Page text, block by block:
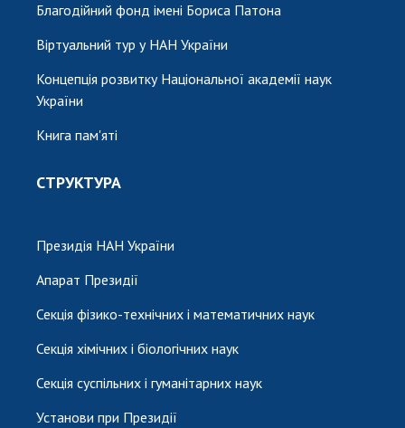
Благодійний фонд імені Бориса Патона
Віртуальний тур у НАН України
Концепція розвитку Національної академії наук
України
Книга пам'яті
СТРУКТУРА
Президія НАН України
Апарат Президії
Секція фізико-технічних і математичних наук
Секція хімічних і біологічних наук
Секція суспільних і гуманітарних наук
Установи при Президії